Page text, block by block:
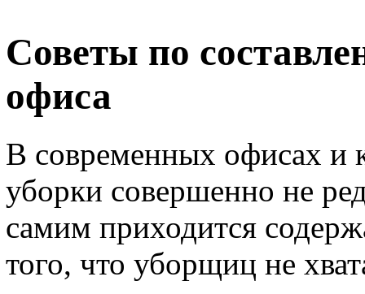
Советы по
офиса
В современных офисах и
уборки совершенно не
самим приходится
того, что уборщиц не